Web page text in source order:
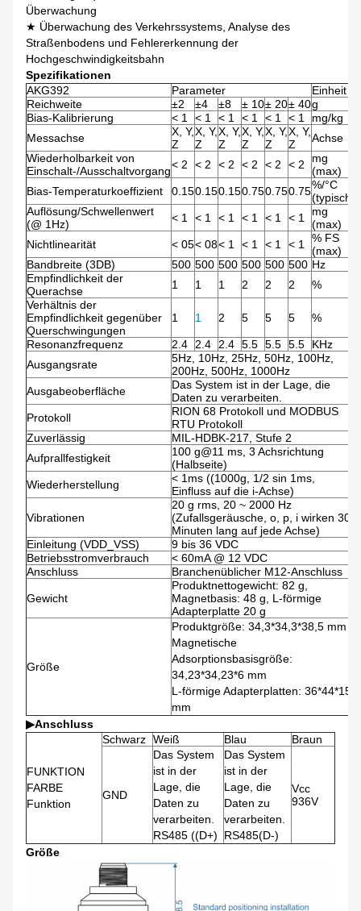
Überwachung
★ Überwachung des Verkehrssystems, Analyse des
Straßenbodens und Fehlererkennung der
Hochgeschwindigkeitsbahn
Spezifikationen
AKG392
Parameter
Einheit
Reichweite
±2 ±4 ±8 ± 10± 20± 40g
Bias-Kalibrierung
< 1 < 1 < 1 < 1 < 1 < 1
mg/kg
Messachse
X, Y,
Z
X, Y,
Z
X, Y,
Z
X, Y,
Z
X, Y,
Z
X, Y,
Z
Achse
Wiederholbarkeit von
Einschalt-/Ausschaltvorgang< 2 < 2 < 2 < 2 < 2 < 2
mg
(max)
Bias-Temperaturkoeffizient
0.150.150.150.750.750.75%/°C
(typisch)
Auflösung/Schwellenwert
(@ 1Hz)
< 1 < 1 < 1 < 1 < 1 < 1
mg
(max)
Nichtlinearität
< 05< 08< 1 < 1 < 1 < 1 % FS
(max)
Bandbreite (3DB)
500 500 500 500 500 500 Hz
Empfindlichkeit der
Querachse
1 1 1 2 2 2
%
Verhältnis der
Empfindlichkeit gegenüber
Querschwingungen
1 1 2 5 5 5 %
Resonanzfrequenz 2.4 2.4 2.4 5.5 5.5 5.5
KHz
Ausgangsrate
5Hz, 10Hz, 25Hz, 50Hz, 100Hz,
200Hz, 500Hz, 1000Hz
Ausgabeoberfläche
Das System ist in der Lage, die
Daten zu verarbeiten.
Protokoll
RION 68 Protokoll und MODBUS
RTU Protokoll
Zuverlässig
MIL-HDBK-217, Stufe 2
Aufprallfestigkeit
100 g@11 ms, 3 Achsrichtung
(Halbseite)
Wiederherstellung
< 1ms ((1000g, 1/2 sin 1ms,
Einfluss auf die i-Achse)
Vibrationen
20 g rms, 20 ~ 2000 Hz
(Zufallsgeräusche, o, p, i wirken 30
Minuten lang auf jede Achse)
Einleitung (VDD_VSS)
9 bis 36 VDC
Betriebsstromverbrauch
< 60mA @ 12 VDC
Anschluss
Branchenüblicher M12-Anschluss
Gewicht
Produktnettogewicht: 82 g,
Magnetbasis: 48 g, L-förmige
Adapterplatte 20 g
Größe
Produktgröße: 34,3*34,3*38,5 mm
Magnetische
Adsorptionsbasisgröße:
34,23*34,23*6 mm
L-förmige Adapterplatten: 36*44*15
mm
▶Anschluss
FUNKTION
FARBE
Funktion
Schwarz Weiß Blau Braun
GND
Das System
ist in der
Lage, die
Daten zu
verarbeiten.
RS485 ((D+)
Das System
ist in der
Lage, die
Daten zu
verarbeiten.
RS485(D-)
Vcc
936V
Größe